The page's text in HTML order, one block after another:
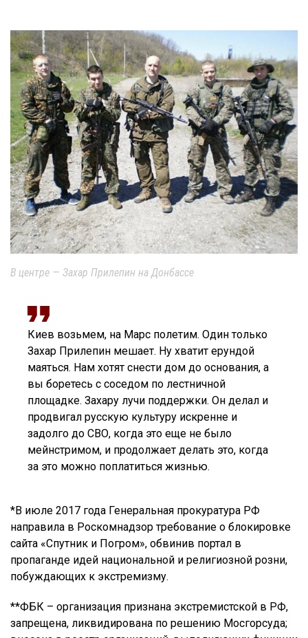
В центре — Захар Прилепин на Донбассе
Киев возьмем, на Марс полетим. Один только
Захар Прилепин мешает. Ну хватит ерундой
маяться. Нам хотят снести дом до основания, а
вы боретесь с соседом по лестничной
площадке. Захару лучи поддержки. Он делал и
продвигал русскую культуру искренне и
задолго до СВО, когда это еще не было
мейнстримом, и продолжает делать это, когда
за это можно поплатиться жизнью.
*В июле 2017 года Генеральная прокуратура РФ
направила в Роскомнадзор требование о блокировке
сайта «Спутник и Погром», обвинив портал в
пропаганде идей национальной и религиозной розни,
побуждающих к экстремизму.
**ФБК – организация признана экстремистской в РФ,
запрещена, ликвидирована по решению Мосгорсуда;